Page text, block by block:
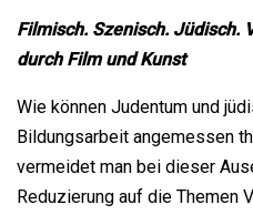
Filmisch. Szenisch. Jüdisch.
durch Film und Kunst
Wie können Judentum und
Bildungsarbeit angemessen
vermeidet man bei dieser
Reduzierung auf die Themen